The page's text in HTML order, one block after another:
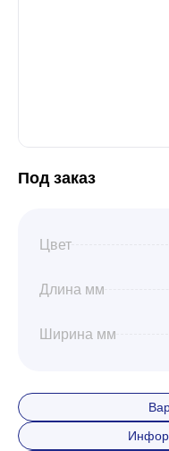
Под заказ
Цвет
Длина мм
Ширина мм